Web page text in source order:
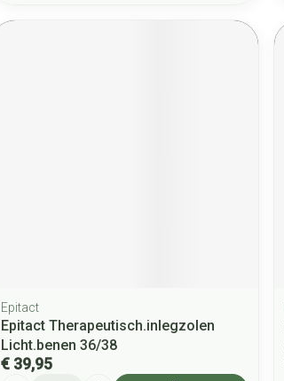
Epitact
Epitact Therapeutisch.inlegzolen
Licht.benen 36/38
€ 39,95